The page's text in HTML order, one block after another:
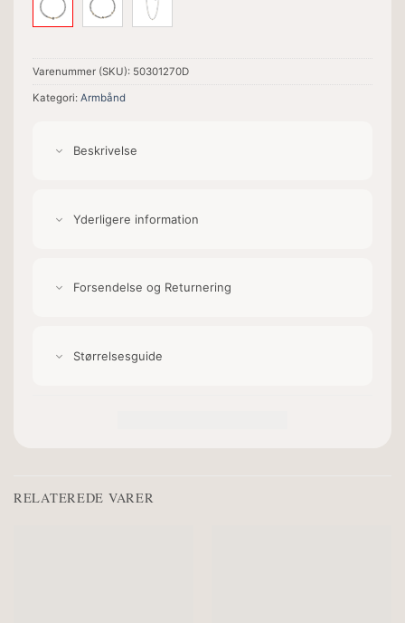
Varenummer (SKU): 50301270D
Kategori: Armbånd
Beskrivelse
Yderligere information
Forsendelse og Returnering
Størrelsesguide
RELATEREDE VARER